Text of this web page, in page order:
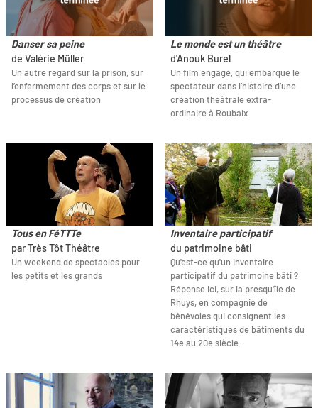
Danser sa peine
de Valérie Müller
Un autre regard sur la prison, sur
l’enfermement des corps et sur le
processus de création
Le monde est un théâtre
d'Anouk Burel
Un film engagé, qui embarque le
spectateur dans l’histoire d’une
création théâtrale extra-
ordinaire à Roubaix
Tous en FêTTTe
par Très Tôt Théâtre
Un weekend de spectacles pour
les petits et les grands
Inventaire participatif
du patrimoine bâti
Qu'est-ce qu'un inventaire
participatif du patrimoine bâti ?
Réponse ici, sur la presqu'île de
Rhuys, en compagnie de
bénévoles qui consignent les
caractéristiques de bâtiments du
14e au 20e siècle.